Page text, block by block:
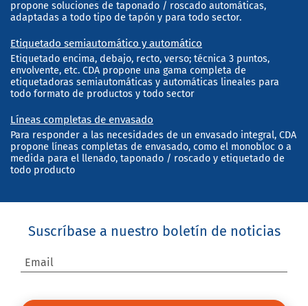
propone soluciones de taponado / roscado automáticas,
adaptadas a todo tipo de tapón y para todo sector.
Etiquetado semiautomático y automático
Etiquetado encima, debajo, recto, verso; técnica 3 puntos,
envolvente, etc. CDA propone una gama completa de
etiquetadoras semiautomáticas y automáticas lineales para
todo formato de productos y todo sector
Líneas completas de envasado
Para responder a las necesidades de un envasado integral, CDA
propone líneas completas de envasado, como el monobloc o a
medida para el llenado, taponado / roscado y etiquetado de
todo producto
Suscríbase a nuestro boletín de noticias
Email